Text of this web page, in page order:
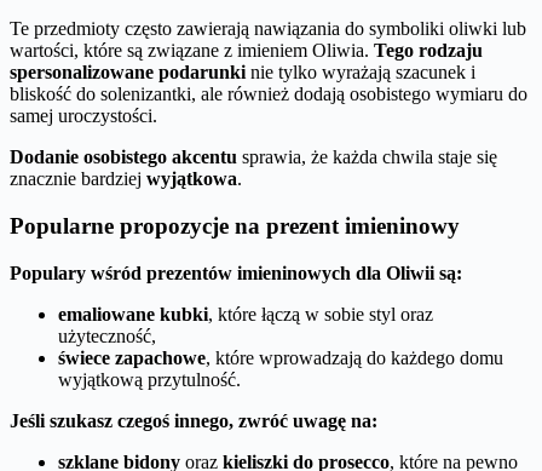
Te przedmioty często zawierają nawiązania do symboliki oliwki lub
wartości, które są związane z imieniem Oliwia. Tego rodzaju
spersonalizowane podarunki nie tylko wyrażają szacunek i
bliskość do solenizantki, ale również dodają osobistego wymiaru do
samej uroczystości.
Dodanie osobistego akcentu sprawia, że każda chwila staje się
znacznie bardziej wyjątkowa.
Popularne propozycje na prezent imieninowy
Populary wśród prezentów imieninowych dla Oliwii są:
emaliowane kubki, które łączą w sobie styl oraz
użyteczność,
świece zapachowe, które wprowadzają do każdego domu
wyjątkową przytulność.
Jeśli szukasz czegoś innego, zwróć uwagę na:
szklane bidony oraz kieliszki do prosecco, które na pewno